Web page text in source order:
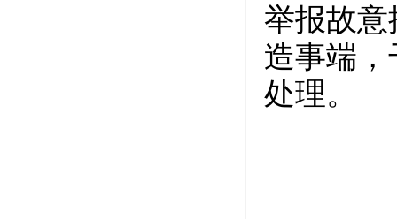
举报故
造事端
处理。